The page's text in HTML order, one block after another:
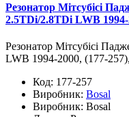
Резонатор Мітсубісі
2.5TDi/2.8TDi LWB 1994-
Резонатор Мітсубісі
LWB 1994-2000, (177-
Код: 177-257
Виробник: Bosal
Виробник: Bosal